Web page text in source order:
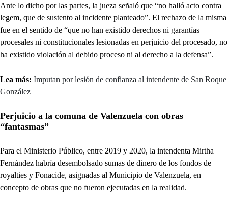
Ante lo dicho por las partes, la jueza señaló que “no halló acto contra
legem, que de sustento al incidente planteado”. El rechazo de la misma
fue en el sentido de “que no han existido derechos ni garantías
procesales ni constitucionales lesionadas en perjuicio del procesado, no
ha existido violación al debido proceso ni al derecho a la defensa”.
Lea más: Imputan por lesión de confianza al intendente de San Roque
González
Perjuicio a la comuna de Valenzuela con obras
“fantasmas”
Para el Ministerio Público, entre 2019 y 2020, la intendenta Mirtha
Fernández habría desembolsado sumas de dinero de los fondos de
royalties y Fonacide, asignadas al Municipio de Valenzuela, en
concepto de obras que no fueron ejecutadas en la realidad.